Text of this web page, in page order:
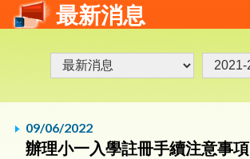
最新消息
09/06/2022
辦理小一入學註冊手續注意事項